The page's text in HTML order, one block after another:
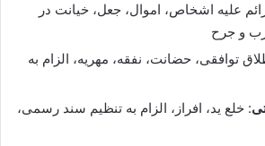
علیه اشخاص، اموال، جعل، خیانت در
و جرح
توافقی، حضانت، نفقه، مهریه، الزام به
: خلع ید، افراز، الزام به تنظیم سند رسمی،